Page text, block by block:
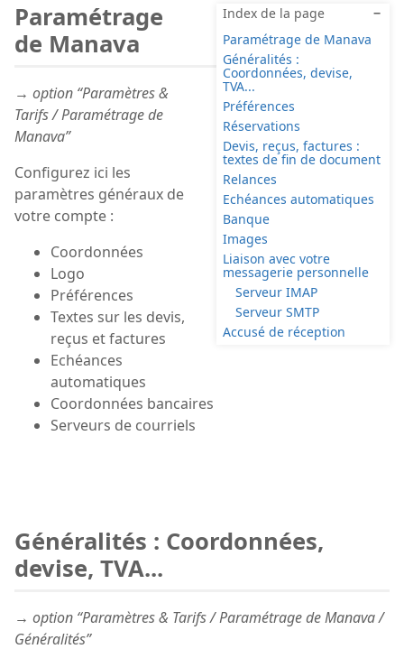
−
Index de la page
Paramétrage de Manava
Généralités :
Coordonnées, devise,
TVA...
Préférences
Réservations
Devis, reçus, factures :
textes de fin de document
Relances
Echéances automatiques
Banque
Images
Liaison avec votre
messagerie personnelle
Serveur IMAP
Serveur SMTP
Accusé de réception
Paramétrage
de Manava
→ option “Paramètres &
Tarifs / Paramétrage de
Manava”
Configurez ici les
paramètres généraux de
votre compte :
Coordonnées
Logo
Préférences
Textes sur les devis,
reçus et factures
Echéances
automatiques
Coordonnées bancaires
Serveurs de courriels
Généralités : Coordonnées,
devise, TVA...
→ option “Paramètres & Tarifs / Paramétrage de Manava /
Généralités”